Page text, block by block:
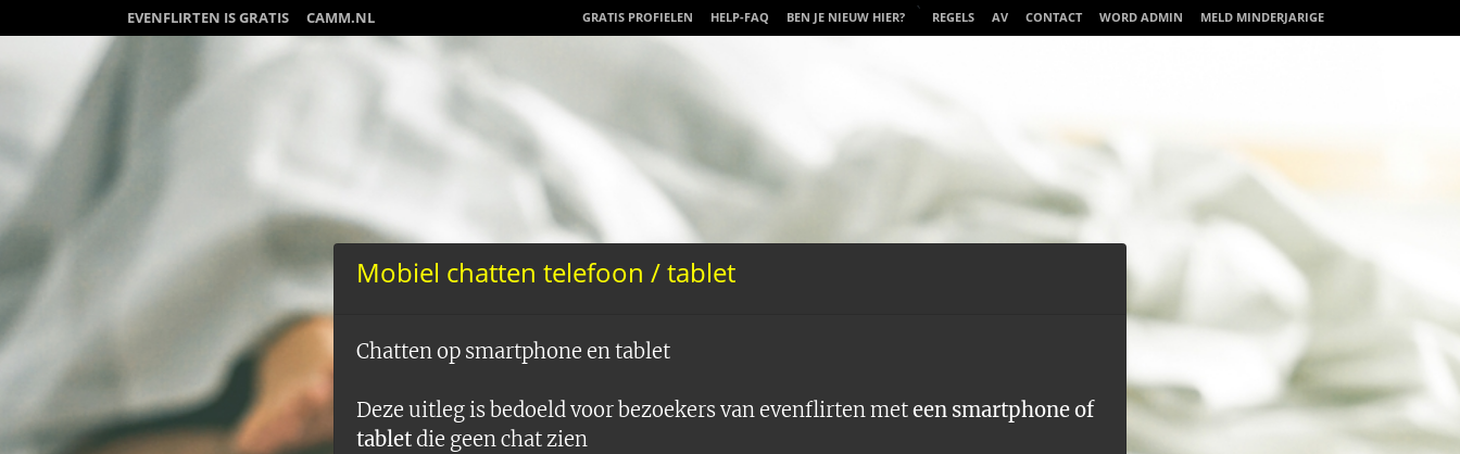
EVENFLIRTEN IS GRATIS CAMM.NL GRATIS PROFIELEN HELP-FAQ BEN JE NIEUW HIER? ` REGELS AV CONTACT WORD ADMIN MELD MINDERJARIGE
Mobiel chatten telefoon / tablet
Chatten op smartphone en tablet
Deze uitleg is bedoeld voor bezoekers van evenflirten meteen smartphone of
tabletdie geen chat zien